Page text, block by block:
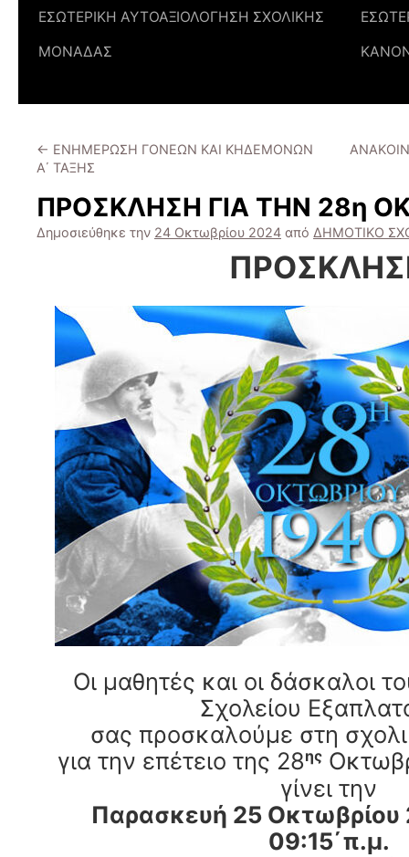
ΕΣΩΤΕΡΙΚΗ ΑΥΤΟΑΞΙΟΛΟΓΗΣΗ ΣΧΟΛΙΚΗΣ
ΜΟΝΑΔΑΣ
← ΕΝΗΜΕΡΩΣΗ ΓΟΝΕΩΝ ΚΑΙ ΚΗΔΕΜΟΝΩΝ
Α΄ ΤΑΞΗΣ
ΠΡΟΣΚΛΗΣΗ ΓΙΑ ΤΗΝ 28η
Δημοσιεύθηκε την 24 Οκτωβρίου 2024 από ΔΗΜΟΤΙΚΟ
Οι μαθητές και οι δάσκαλοι
Σχολείου
σας προσκαλούμε στη
για την επέτειο της 28ης
γίνει την
Παρασκευή 25 Οκτωβρίου
09:15΄π.μ.